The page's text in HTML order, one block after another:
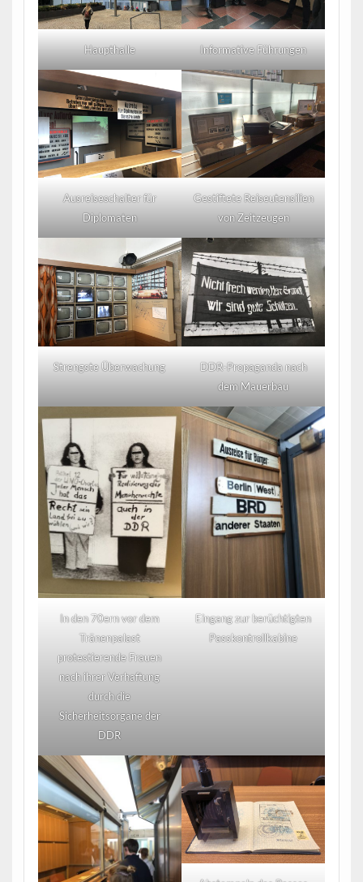
Haupthalle Informative Führungen
Ausreiseschalter für
Diplomaten
Gestiftete Reiseutensilien
von Zeitzeugen
Strengste Überwachung
DDR-Propaganda nach
dem Mauerbau
In den 70ern vor dem
Tränenpalast
protestierende Frauen
nach ihrer Verhaftung
durch die
Sicherheitsorgane der
DDR
Eingang zur berüchtigten
Passkontrollkabine